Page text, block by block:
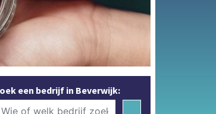
een bedrijf in Beverwijk: